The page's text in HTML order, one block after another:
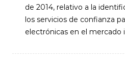
de 2014, relativo a la
los servicios de confianza
electrónicas en el mercado